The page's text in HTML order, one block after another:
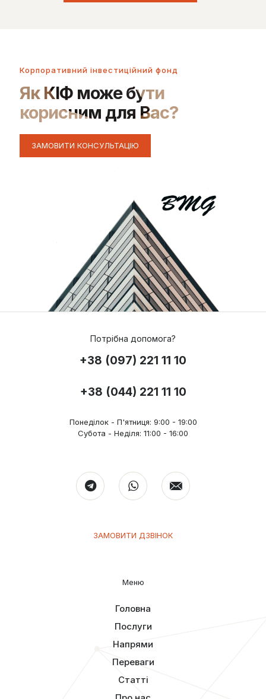
Корпоративний інвестиційний фонд
Як КІФ може бути
корисним для Вас?
ЗАМОВИТИ КОНСУЛЬТАЦІЮ
Потрібна допомога?
+38 (097) 221 11 10
+38 (044) 221 11 10
Понеділок - П'ятниця: 9:00 - 19:00
Субота - Неділя: 11:00 - 16:00
ЗАМОВИТИ ДЗВІНОК
Меню
Головна
Послуги
Напрями
Переваги
Статті